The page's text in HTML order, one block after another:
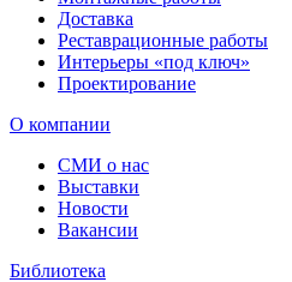
Доставка
Реставрационные работы
Интерьеры «под ключ»
Проектирование
О компании
СМИ о нас
Выставки
Новости
Вакансии
Библиотека